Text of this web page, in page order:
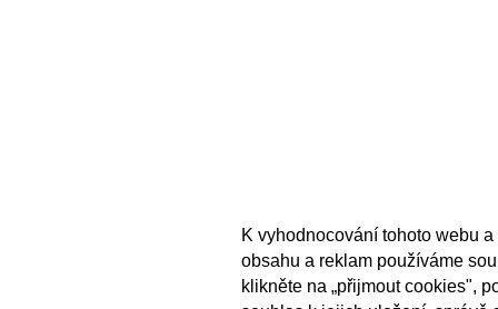
K vyhodnocování tohoto webu
obsahu a reklam používáme
klikněte na „přijmout cookies",